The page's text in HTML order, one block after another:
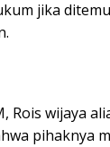
jika
Rois wijaya
pihaknya